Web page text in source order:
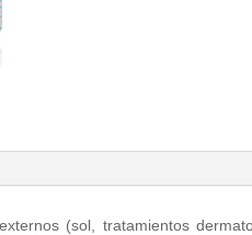
(sol, tratamientos